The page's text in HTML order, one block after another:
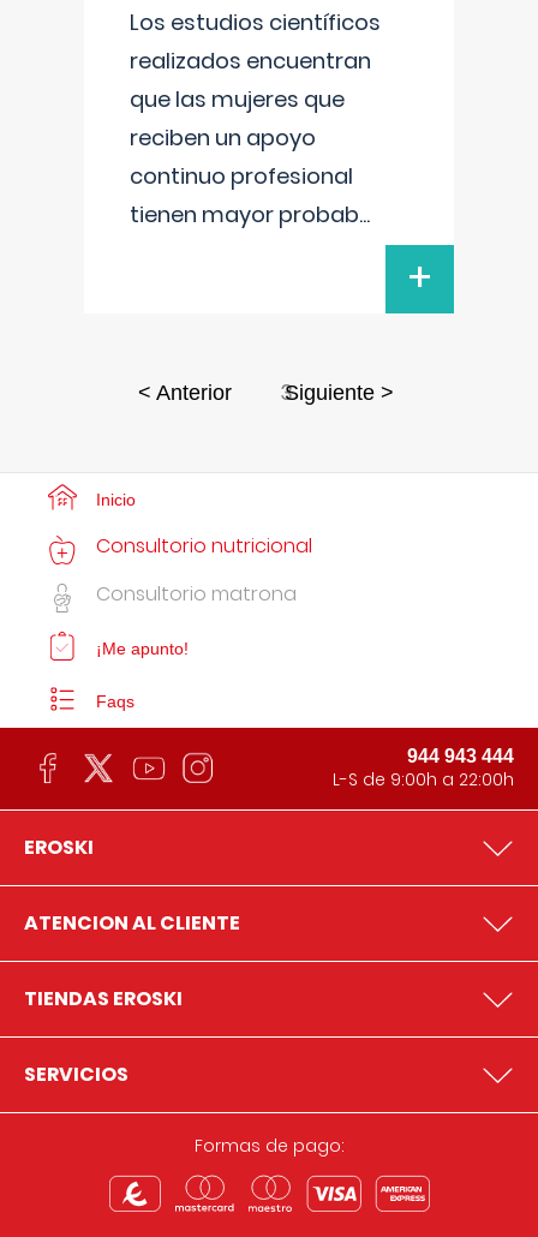
Los estudios científicos
realizados encuentran
que las mujeres que
reciben un apoyo
continuo profesional
tienen mayor probab...
+
< Anterior 3Siguiente >
Inicio
Consultorio nutricional
Consultorio matrona
¡Me apunto!
Faqs
944 943 444
L-S de 9:00h a 22:00h
EROSKI
ATENCION AL CLIENTE
TIENDAS EROSKI
SERVICIOS
Formas de pago: